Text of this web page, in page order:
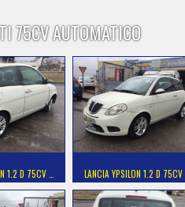
75CV AUTOMATICO
1.2 D 75CV … LANCIA YPSILON 1.2 D 75CV …